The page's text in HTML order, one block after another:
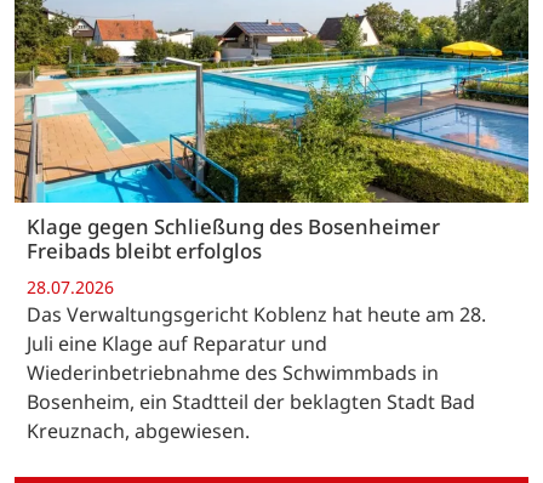
Klage gegen Schließung des Bosenheimer
Freibads bleibt erfolglos
28.07.2026
Das Verwaltungsgericht Koblenz hat heute am 28.
Juli eine Klage auf Reparatur und
Wiederinbetriebnahme des Schwimmbads in
Bosenheim, ein Stadtteil der beklagten Stadt Bad
Kreuznach, abgewiesen.